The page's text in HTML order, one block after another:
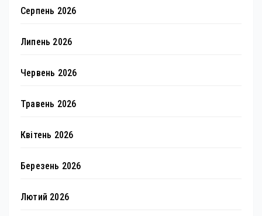
Серпень 2026
Липень 2026
Червень 2026
Травень 2026
Квітень 2026
Березень 2026
Лютий 2026